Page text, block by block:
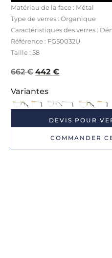
Matériau de la face : Métal
Type de verres : Organique
Caractéristiques des verres :
Référence : FG50032U
Taille : 58
662€ 442€
Variantes
DEVIS POUR
COMMANDER